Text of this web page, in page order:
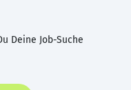
Deine Job-Suche